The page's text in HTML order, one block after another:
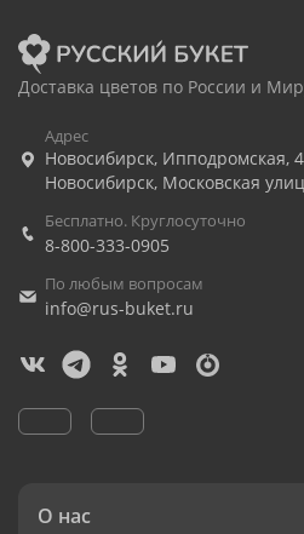
Доставка цветов по России и
Адрес
Новосибирск, Ипподромская,
Новосибирск, Московская
Бесплатно. Круглосуточно
8-800-333-0905
По любым вопросам
info@rus-buket.ru
О нас